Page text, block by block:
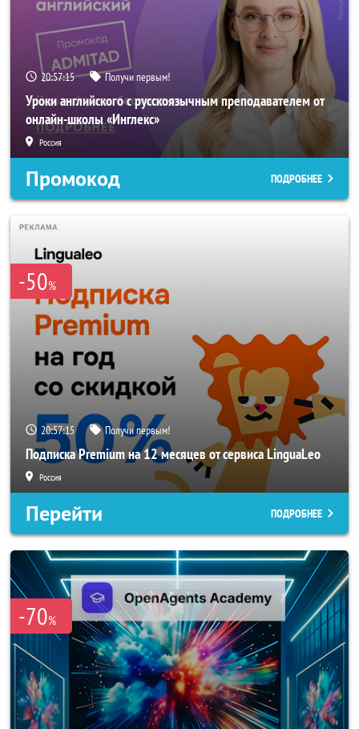
20:57:14 Получи первым!
Уроки английского с русскоязычным преподавателем от
онлайн-школы «Инглекс»
Россия
Промокод ПОДРОБНЕЕ
-50%
20:57:14 Получи первым!
Подписка Premium на 12 месяцев от сервиса LinguaLeo
Россия
Перейти ПОДРОБНЕЕ
-70%